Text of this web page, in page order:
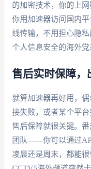
的加密技术，你的上
你用加速器访问国内
线传输，不用担心隐
个人信息安全的海外党
售后实时保障，
就算加速器再好用，
接失败，或者某个平
售后保障就很关键。
团队——你可以通过
凌晨还是周末，都能